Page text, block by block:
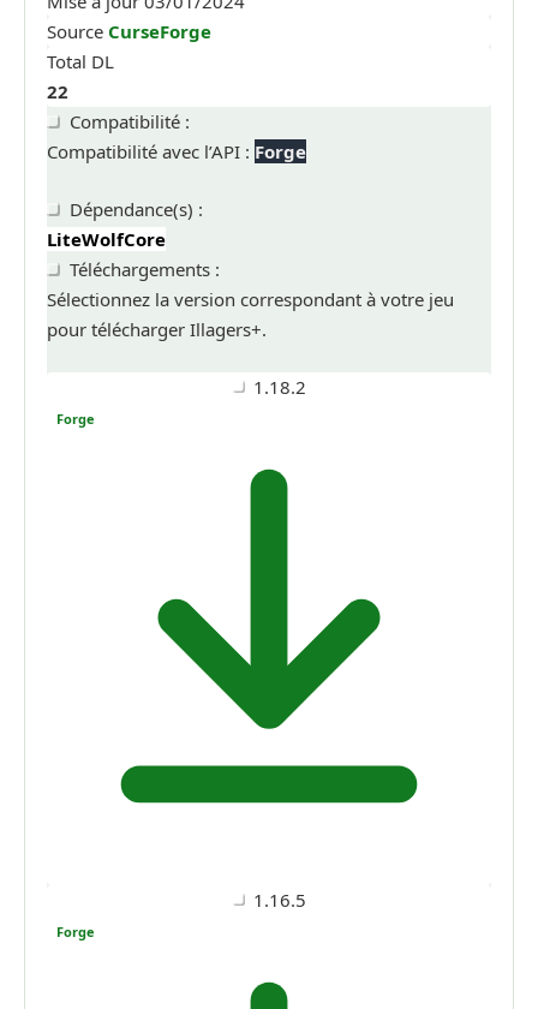
Source CurseForge
Total DL
22
Compatibilité :
Compatibilité avec l’API : Forge
Dépendance(s) :
LiteWolfCore
Téléchargements :
Sélectionnez la version correspondant à votre jeu
pour télécharger Illagers+.
1.18.2
Forge
1.16.5
Forge